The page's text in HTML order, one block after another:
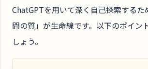
ChatGPTを用いて深く自己探索するた
問の質」が生命線です。以下のポイン
しょう。